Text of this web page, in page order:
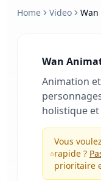
Home Video
Wan
Animation
holistique
Vous
rapide ?
prioritaire